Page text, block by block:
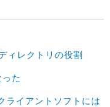
ィレクトリの役割
た
ライアントソフトには